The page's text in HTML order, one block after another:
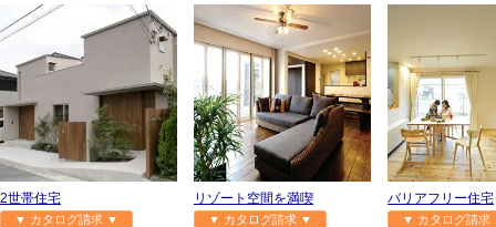
2世帯住宅
▼ カタログ請求 ▼
リゾート空間を満喫
▼ カタログ請求 ▼
バリアフリー住宅
▼ カタログ請